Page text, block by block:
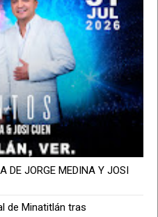
DE JORGE MEDINA Y JOSI
de Minatitlán tras